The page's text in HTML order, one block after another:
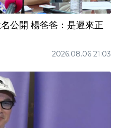
公開 楊爸爸：是遲來正
2026.08.06 21:03